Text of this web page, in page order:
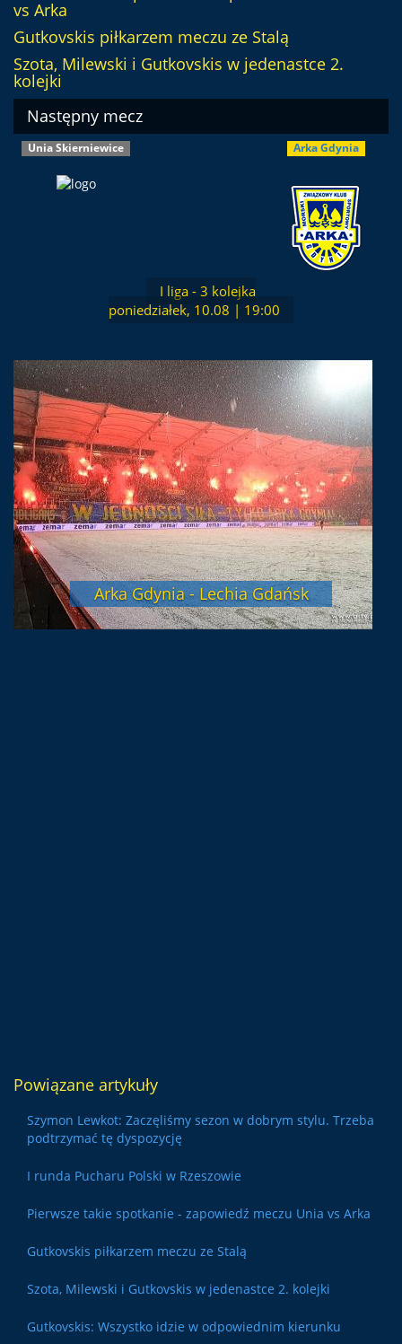
vs Arka
Gutkovskis piłkarzem meczu ze Stalą
Szota, Milewski i Gutkovskis w jedenastce 2.
kolejki
Następny mecz
Unia Skierniewice Arka Gdynia
I liga - 3 kolejka
poniedziałek, 10.08 | 19:00
Arka Gdynia - Lechia Gdańsk
Powiązane artykuły
Szymon Lewkot: Zaczęliśmy sezon w dobrym stylu. Trzeba
podtrzymać tę dyspozycję
I runda Pucharu Polski w Rzeszowie
Pierwsze takie spotkanie - zapowiedź meczu Unia vs Arka
Gutkovskis piłkarzem meczu ze Stalą
Szota, Milewski i Gutkovskis w jedenastce 2. kolejki
Gutkovskis: Wszystko idzie w odpowiednim kierunku